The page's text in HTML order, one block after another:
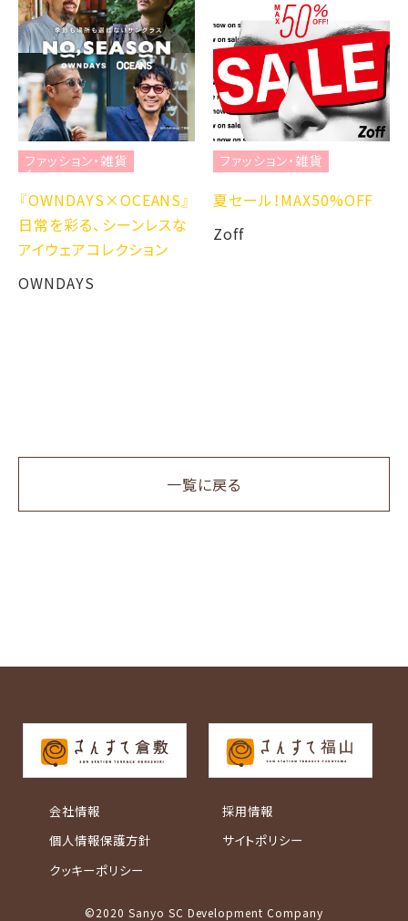
ファッション・雑貨
『OWNDAYS×OCEANS』
日常を彩る、シーンレスな
アイウェアコレクション
OWNDAYS
ファッション・雑貨
夏セール！MAX50%OFF
Zoff
一覧に戻る
会社情報
個人情報保護方針
クッキーポリシー
採用情報
サイトポリシー
©2020 Sanyo SC Development Company